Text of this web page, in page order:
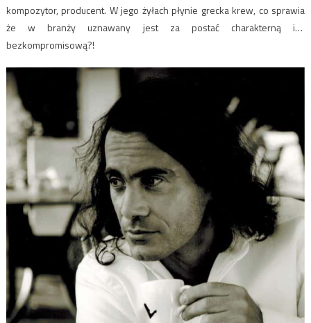
kompozytor, producent. W jego żyłach płynie grecka krew, co sprawia
że w branży uznawany jest za postać charakterną i…
bezkompromisową?!